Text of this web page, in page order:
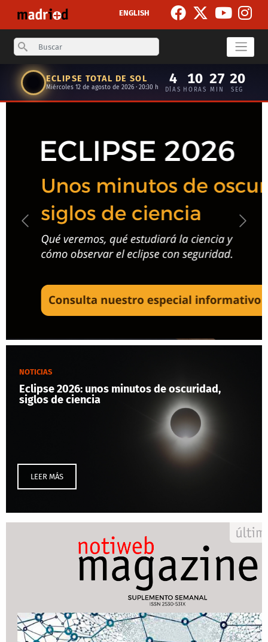
ENGLISH
Search
ECLIPSE TOTAL DE SOL
Miércoles 12 de agosto de 2026 · 20:30 h
4
DÍAS
10
HORAS
27
MIN
19
SEG
Anterior
NOTICIAS
Eclipse 2026: unos minutos de oscuridad,
siglos de ciencia
LEER MÁS